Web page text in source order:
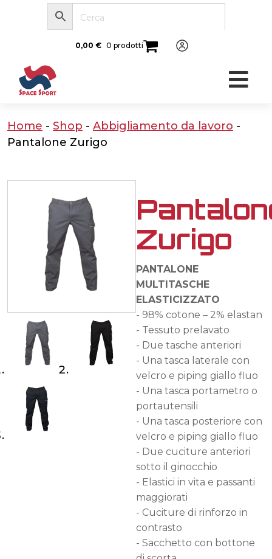
0,00 € 0 prodotti
Home - Shop - Abbigliamento da lavoro -
Pantalone Zurigo
Zurigo
PANTALONE
MULTITASCHE
ELASTICIZZATO
- 98% cotone – 2% elastan
- Tessuto prelavato
- Due tasche anteriori
- Una tasca laterale con
velcro e piping giallo fluo
- Una tasca portametro o
portautensili
- Una tasca posteriore con
velcro e piping giallo fluo
- Due cuciture anteriori
sotto il ginocchio
- Elastici in vita e passanti
maggiorati
- Cuciture di rinforzo in
contrasto
- Sacchetto con bottone